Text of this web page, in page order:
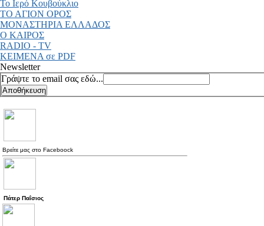
Το Ιερό Κουβούκλιο
ΤΟ ΑΓΙΟΝ ΟΡΟΣ
ΜΟΝΑΣΤΗΡΙΑ ΕΛΛΑΔΟΣ
Ο ΚΑΙΡΟΣ
RADIO - TV
ΚΕΙΜΕΝΑ σε PDF
Newsletter
Γράψτε το email σας εδώ...
Βρείτε μας στο Faceboock
Πάτερ Παΐσιος